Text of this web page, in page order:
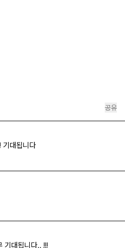
공유
기대됩니다
기대됩니다.. !!!